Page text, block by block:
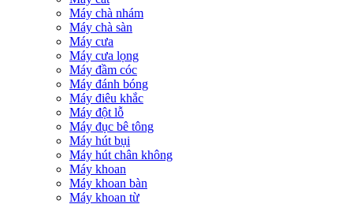
Máy chà nhám
Máy chà sàn
Máy cưa
Máy cưa lọng
Máy đầm cóc
Máy đánh bóng
Máy điêu khắc
Máy đột lỗ
Máy đục bê tông
Máy hút bụi
Máy hút chân không
Máy khoan
Máy khoan bàn
Máy khoan từ